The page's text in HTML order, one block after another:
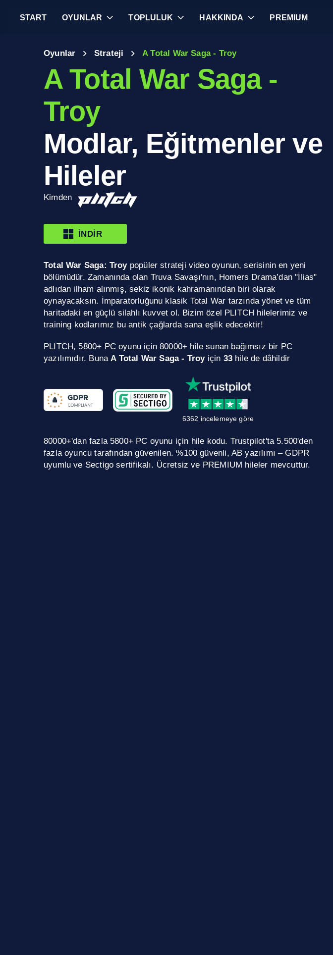
START OYUNLAR TOPLULUK HAKKINDA PREMIUM
Oyunlar Strateji A Total War Saga - Troy
A Total War Saga -
Troy
Modlar, Eğitmenler ve
Hileler
Kimden
İNDIR
Total War Saga: Troypopüler strateji video oyunun, serisinin en yeni
bölümüdür. Zamanında olan Truva Savaşı'nın, Homers Drama’dan "İlias"
adlıdan ilham alınmış, sekiz ikonik kahramanından biri olarak
oynayacaksın. İmparatorluğunu klasik Total War tarzında yönet ve tüm
haritadaki en güçlü silahlı kuvvet ol. Bizim özel PLITCH hilelerimiz ve
training kodlarımız bu antik çağlarda sana eşlik edecektir!
PLITCH, 5800+ PC oyunu için 80000+ hile sunan bağımsız bir PC
yazılımıdır. BunaA Total War Saga - Troyiçin 33hile de dâhildir
6362 incelemeye göre
80000+'dan fazla 5800+ PC oyunu için hile kodu. Trustpilot'ta 5.500'den
fazla oyuncu tarafından güvenilen. %100 güvenli, AB yazılımı – GDPR
uyumlu ve Sectigo sertifikalı. Ücretsiz ve PREMIUM hileler mevcuttur.